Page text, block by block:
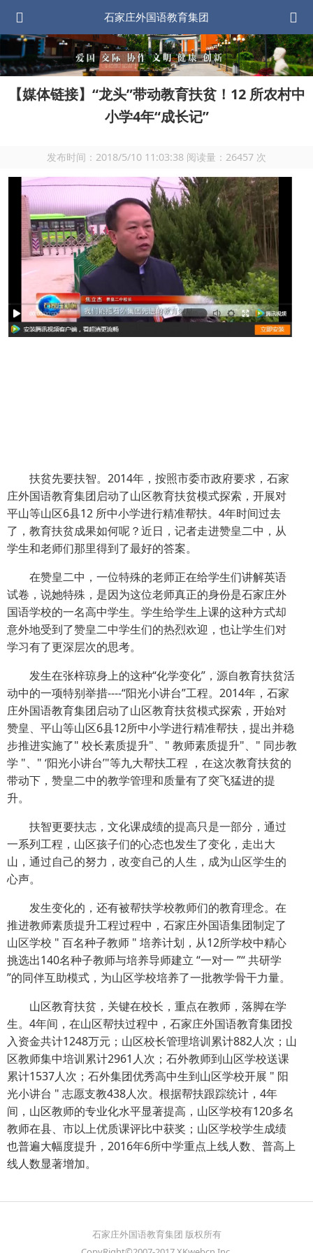
石家庄外国语教育集团
【媒体链接】“龙头”带动教育扶贫！12 所农村中
小学4年“成长记”
发布时间： 2018/5/10 11:03:38 阅读量： 26457 次
扶贫先要扶智。2014年，按照市委市政府要求，石家
庄外国语教育集团启动了山区教育扶贫模式探索，开展对
平山等山区6县12 所中小学进行精准帮扶。4年时间过去
了，教育扶贫成果如何呢？近日，记者走进赞皇二中，从
学生和老师们那里得到了最好的答案。
在赞皇二中，一位特殊的老师正在给学生们讲解英语
试卷，说她特殊，是因为这位老师真正的身份是石家庄外
国语学校的一名高中学生。学生给学生上课的这种方式却
意外地受到了赞皇二中学生们的热烈欢迎，也让学生们对
学习有了更深层次的思考。
发生在张梓琼身上的这种“化学变化”，源自教育扶贫活
动中的一项特别举措----“阳光小讲台”工程。2014年，石家
庄外国语教育集团启动了山区教育扶贫模式探索，开始对
赞皇、平山等山区6县12所中小学进行精准帮扶，提出并稳
步推进实施了" 校长素质提升"、" 教师素质提升"、" 同步教
学 "、" ‘阳光小讲台’"等九大帮扶工程 ，在这次教育扶贫的
带动下，赞皇二中的教学管理和质量有了突飞猛进的提
升。
扶智更要扶志，文化课成绩的提高只是一部分，通过
一系列工程，山区孩子们的心态也发生了变化，走出大
山，通过自己的努力，改变自己的人生，成为山区学生的
心声。
发生变化的，还有被帮扶学校教师们的教育理念。在
推进教师素质提升工程过程中，石家庄外国语集团制定了
山区学校 " 百名种子教师 " 培养计划，从12所学校中精心
挑选出140名种子教师与培养导师建立 “一对一 ”“ 共研学
”的同伴互助模式，为山区学校培养了一批教学骨干力量。
山区教育扶贫，关键在校长，重点在教师，落脚在学
生。4年间，在山区帮扶过程中，石家庄外国语教育集团投
入资金共计1248万元；山区校长管理培训累计882人次；山
区教师集中培训累计2961人次；石外教师到山区学校送课
累计1537人次；石外集团优秀高中生到山区学校开展 " 阳
光小讲台 " 志愿支教438人次。根据帮扶跟踪统计，4年
间，山区教师的专业化水平显著提高，山区学校有120多名
教师在县、市以上优质课评比中获奖；山区学校学生成绩
也普遍大幅度提升，2016年6所中学重点上线人数、普高上
线人数显著增加。
石家庄外国语教育集团 版权所有